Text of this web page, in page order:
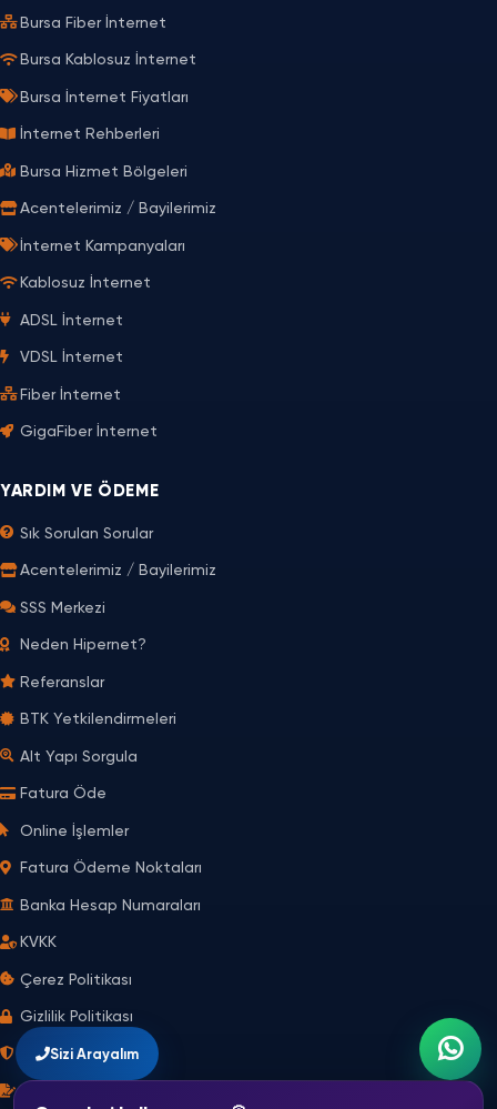
S
z
A
r
y
l
m
O
n
i
e
İ
l
m
e
r
h
a
s
p
Bursa Fiber İnternet
Bursa Kablosuz İnternet
Bursa İnternet Fiyatları
İnternet Rehberleri
Bursa Hizmet Bölgeleri
Acentelerimiz / Bayilerimiz
İnternet Kampanyaları
Kablosuz İnternet
ADSL İnternet
VDSL İnternet
Fiber İnternet
GigaFiber İnternet
YARDIM VE ÖDEME
Sık Sorulan Sorular
Acentelerimiz / Bayilerimiz
SSS Merkezi
Neden Hipernet?
Referanslar
BTK Yetkilendirmeleri
Alt Yapı Sorgula
Fatura Öde
Online İşlemler
Fatura Ödeme Noktaları
Banka Hesap Numaraları
KVKK
Çerez Politikası
Gizlilik Politikası
Siber Güvenlik
Mesafeli Satış Sözleşmesi
Sizi Arayalım